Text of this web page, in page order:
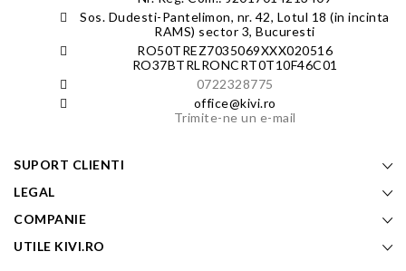
Sos. Dudesti-Pantelimon, nr. 42, Lotul 18 (in incinta
RAMS) sector 3, Bucuresti
RO50TREZ7035069XXX020516
RO37BTRLRONCRT0T10F46C01
0722328775
office@kivi.ro
Trimite-ne un e-mail
SUPORT CLIENTI
LEGAL
COMPANIE
UTILE KIVI.RO